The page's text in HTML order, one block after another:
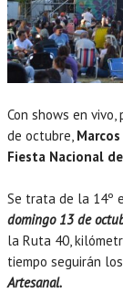
Con shows en
de octubre,
Fiesta Nacional
Se trata de la 14º
domingo 13 de
la Ruta 40,
tiempo seguirán
Artesanal.